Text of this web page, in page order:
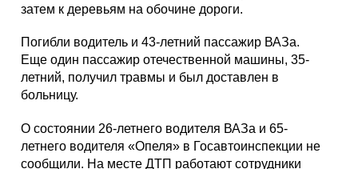
затем к деревьям на обочине дороги.
Погибли водитель и 43-летний пассажир ВАЗа.
Еще один пассажир отечественной машины, 35-
летний, получил травмы и был доставлен в
больницу.
О состоянии 26-летнего водителя ВАЗа и 65-
летнего водителя «Опеля» в Госавтоинспекции не
сообщили. На месте ДТП работают сотрудники